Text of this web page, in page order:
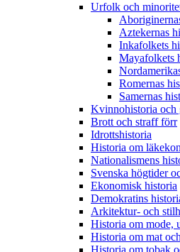
Urfolk och
Aztekernas
Inkafolkets
Mayafolkets
Romernas
Samernas
Kvinnohistoria och
Brott och straff förr
Idrottshistoria
Historia om
Nationalismens
Svenska högtider
Ekonomisk historia
Demokratins
Arkitektur- och
Historia om mode,
Historia om mat
Historia om tobak